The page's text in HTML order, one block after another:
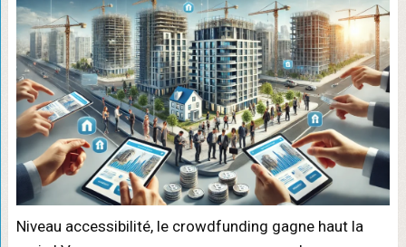
Niveau accessibilité, le crowdfunding gagne haut la